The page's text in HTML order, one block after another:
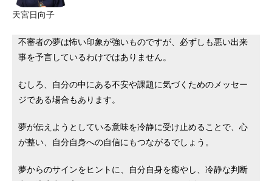
天宮日向子
不審者の夢は怖い印象が強いものですが、必ずしも悪い出来
事を予言しているわけではありません。
むしろ、自分の中にある不安や課題に気づくためのメッセー
ジである場合もあります。
夢が伝えようとしている意味を冷静に受け止めることで、心
が整い、自分自身への自信にもつながるでしょう。
夢からのサインをヒントに、自分自身を癒やし、冷静な判断